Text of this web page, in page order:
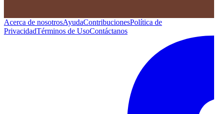
Acerca de nosotrosAyudaContribucionesPolítica de
PrivacidadTérminos de UsoContáctanos